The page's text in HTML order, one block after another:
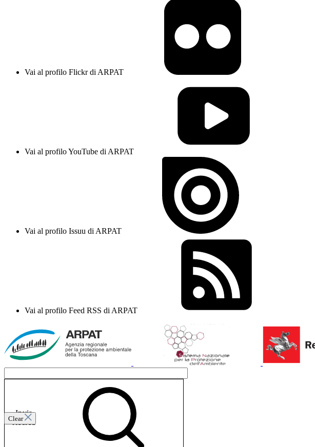
Vai al profilo Flickr di ARPAT
Vai al profilo YouTube di ARPAT
Vai al profilo Issuu di ARPAT
Vai al profilo Feed RSS di ARPAT
Clear
Invia
ricerca